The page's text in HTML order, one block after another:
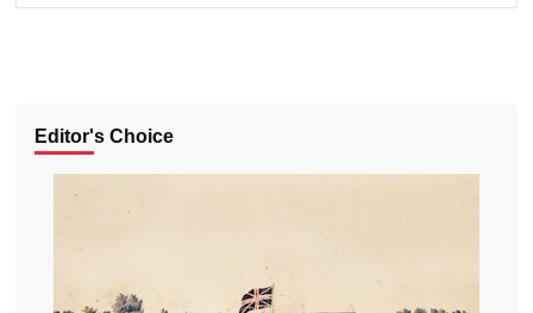
Editor's Choice